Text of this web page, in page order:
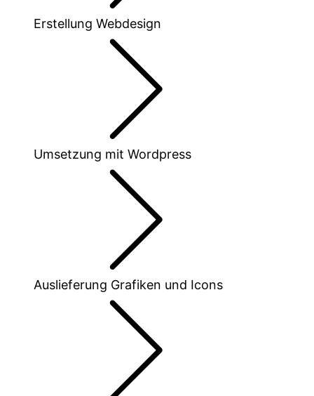
Erstellung Webdesign
Umsetzung mit Wordpress
Auslieferung Grafiken und Icons